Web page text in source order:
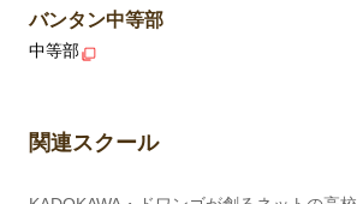
バンタン中等部
中等部
関連スクール